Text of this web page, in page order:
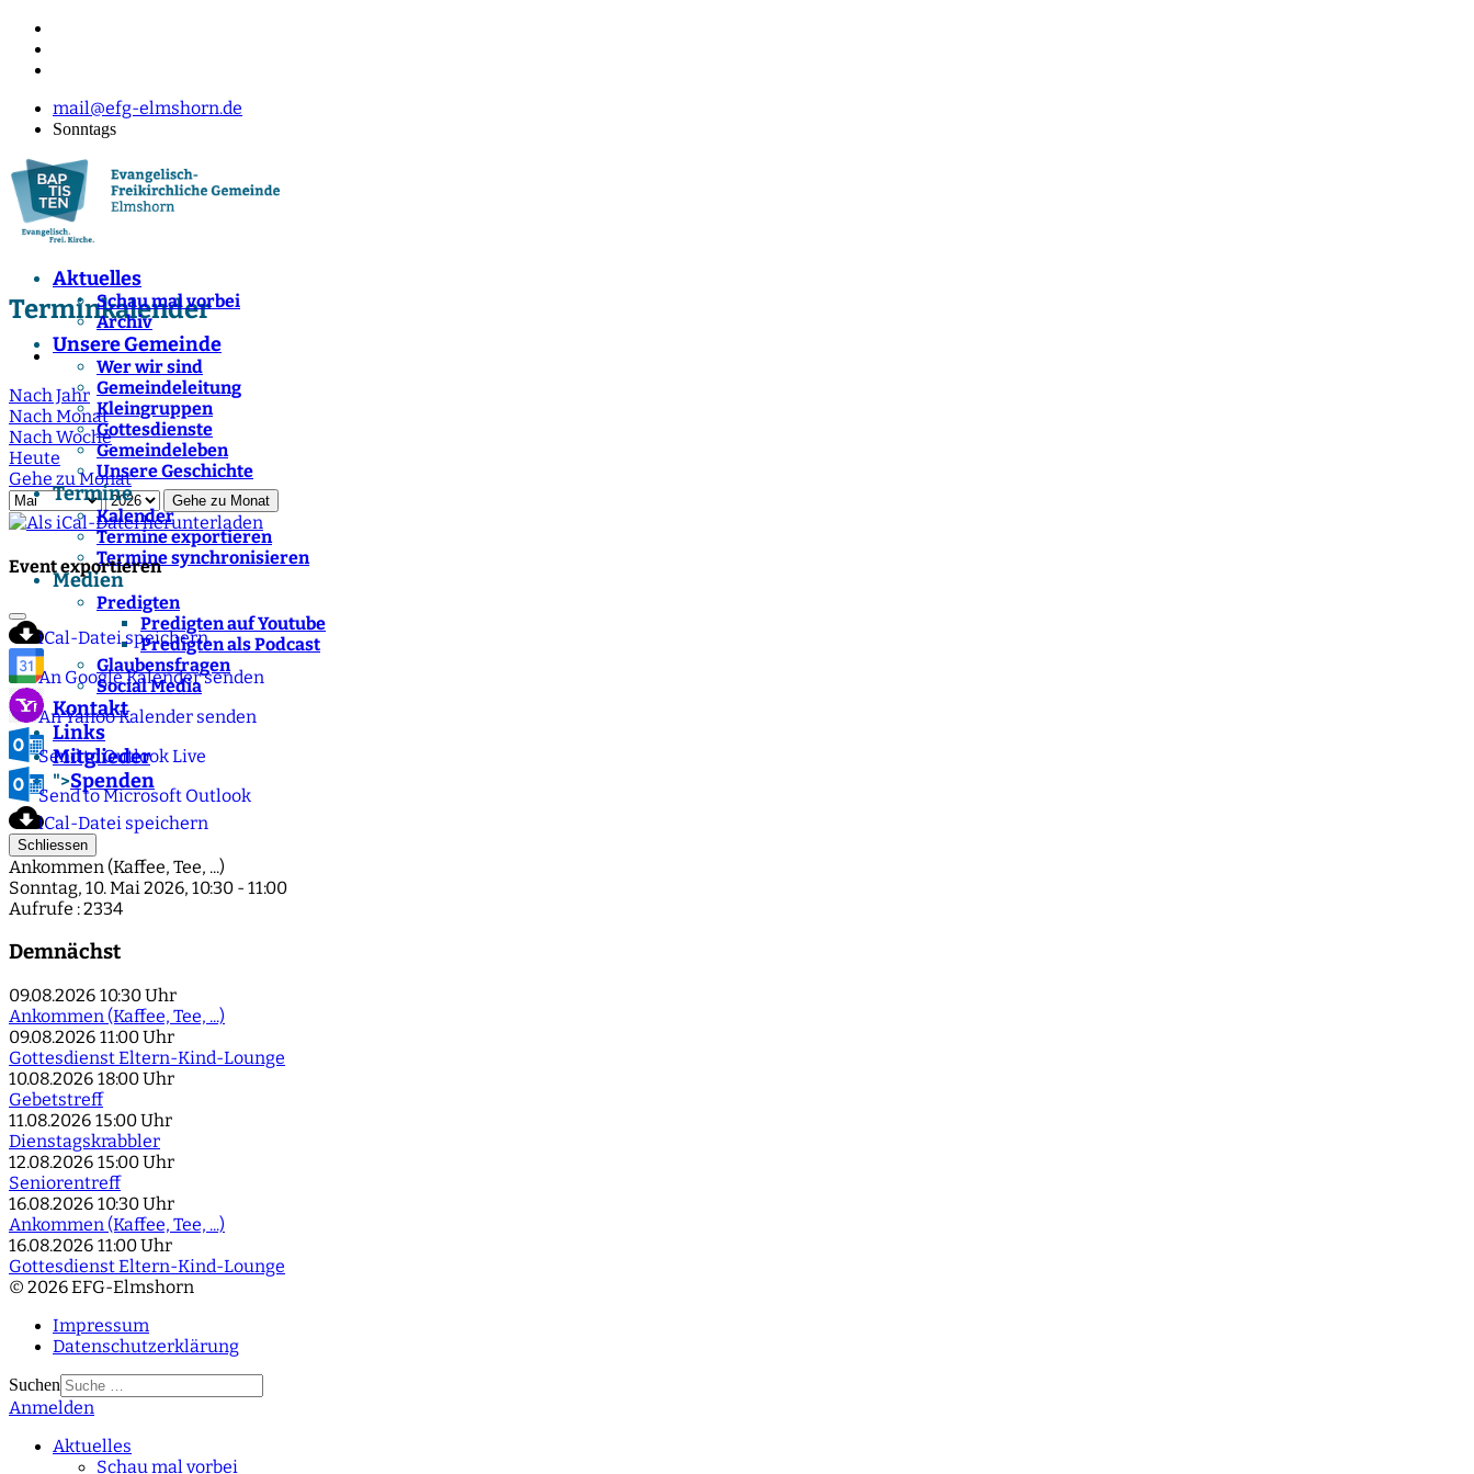
mail@efg-elmshorn.de
Sonntags
Aktuelles
Schau mal vorbei
Archiv
Unsere Gemeinde
Wer wir sind
Gemeindeleitung
Kleingruppen
Gottesdienste
Gemeindeleben
Unsere Geschichte
Termine
Kalender
Termine exportieren
Termine synchronisieren
Medien
Predigten
Predigten auf Youtube
Predigten als Podcast
Glaubensfragen
Social Media
Kontakt
Links
Mitglieder
">Spenden
Terminkalender
Nach Jahr
Nach Monat
Nach Woche
Heute
Gehe zu Monat
Gehe zu Monat
Event exportieren
iCal-Datei speichern
An Google Kalender senden
An Yahoo Kalender senden
Send to Outlook Live
Send to Microsoft Outlook
iCal-Datei speichern
Schliessen
Ankommen (Kaffee, Tee, ...)
Sonntag, 10. Mai 2026, 10:30 - 11:00
Aufrufe : 2334
Demnächst
09.08.2026 10:30 Uhr
Ankommen (Kaffee, Tee, ...)
09.08.2026 11:00 Uhr
Gottesdienst Eltern-Kind-Lounge
10.08.2026 18:00 Uhr
Gebetstreff
11.08.2026 15:00 Uhr
Dienstagskrabbler
12.08.2026 15:00 Uhr
Seniorentreff
16.08.2026 10:30 Uhr
Ankommen (Kaffee, Tee, ...)
16.08.2026 11:00 Uhr
Gottesdienst Eltern-Kind-Lounge
© 2026 EFG-Elmshorn
Impressum
Datenschutzerklärung
Suchen
Type 2 or more
Anmelden
Aktuelles
Schau mal vorbei